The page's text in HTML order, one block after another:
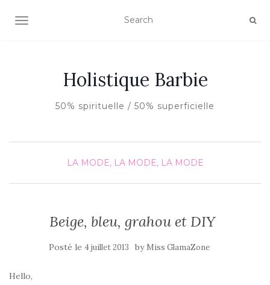
AFFICHER/MASQUER LA NAVIGATION
Holistique Barbie
50% spirituelle / 50% superficielle
LA MODE, LA MODE, LA MODE
Beige, bleu, grahou et DIY
Posté le 4 juillet 2013 by Miss GlamaZone
Hello,